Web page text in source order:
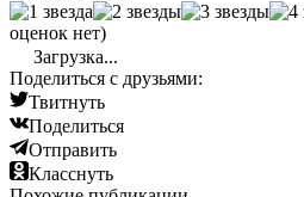
оценок нет)
Загрузка...
Поделиться с друзьями:
Твитнуть
Поделиться
Отправить
Класснуть